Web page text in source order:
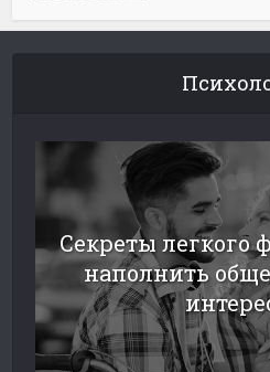
Секреты легкого
наполнить